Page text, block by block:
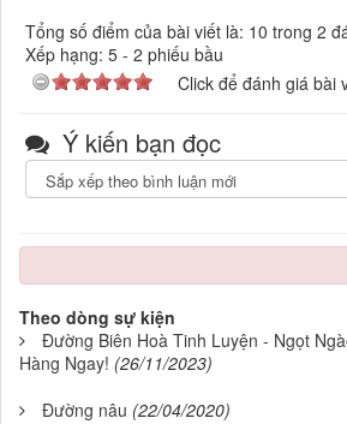
Tổng số điểm của bài viết là: 10 trong 2
Xếp hạng: 5 - 2 phiếu bầu
Click để đánh giá bài
Ý kiến bạn đọc
Theo dòng sự kiện
Đường Biên Hoà Tinh Luyện - Ngọt
Hàng Ngay! (26/11/2023)
Đường nâu (22/04/2020)